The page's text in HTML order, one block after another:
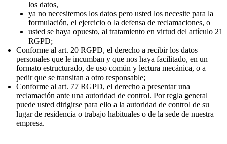
los datos,
ya no necesitemos los datos pero usted los necesite para la
formulación, el ejercicio o la defensa de reclamaciones, o
usted se haya opuesto, al tratamiento en virtud del artículo 21
RGPD;
Conforme al art. 20 RGPD, el derecho a recibir los datos
personales que le incumban y que nos haya facilitado, en un
formato estructurado, de uso común y lectura mecánica, o a
pedir que se transitan a otro responsable;
Conforme al art. 77 RGPD, el derecho a presentar una
reclamación ante una autoridad de control. Por regla general
puede usted dirigirse para ello a la autoridad de control de su
lugar de residencia o trabajo habituales o de la sede de nuestra
empresa.